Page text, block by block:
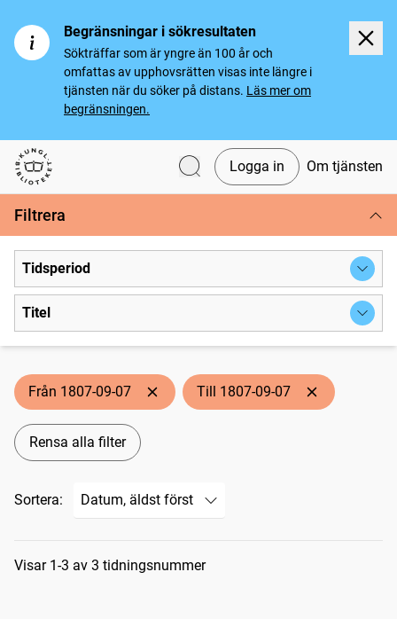
Begränsningar i sökresultaten
Sökträffar som är yngre än 100 år och
omfattas av upphovsrätten visas inte längre i
tjänsten när du söker på distans. Läs mer om
begränsningen.
Svenska tidningar
Logga in Om tjänsten
Filtrera
Tidsperiod
Titel
Från 1807-09-07 Till 1807-09-07
Rensa alla filter
Sortera:
Sökresultat
Visar 1-3 av 3 tidningsnummer